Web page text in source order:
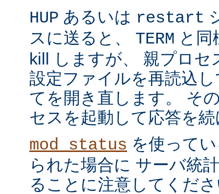
HUP あるいは restart
スに送ると、 TERM と
kill しますが、 親プロセ
設定ファイルを再読込
てを開き直します。 そ
セスを起動して応答を
mod_status を使って
られた場合に サーバ統
ることに注意してくだ